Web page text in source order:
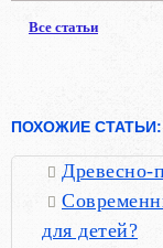
Все статьи
ПОХОЖИЕ СТАТЬИ:
для детей?